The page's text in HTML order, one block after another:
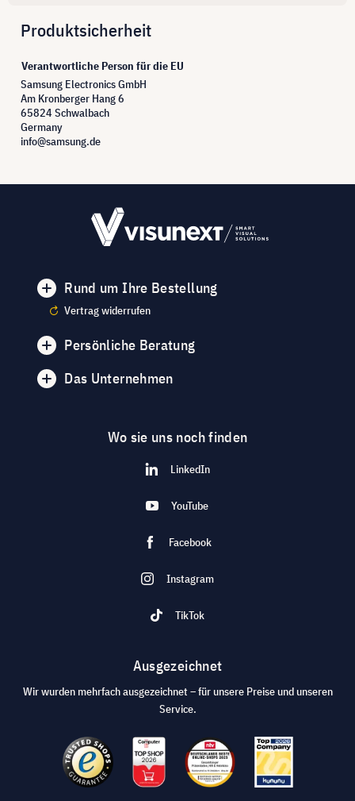
Produktsicherheit
Verantwortliche Person für die EU
Samsung Electronics GmbH
Am Kronberger Hang 6
65824 Schwalbach
Germany
info@samsung.de
Rund um Ihre Bestellung
Vertrag widerrufen
Persönliche Beratung
Das Unternehmen
Wo sie uns noch finden
LinkedIn
YouTube
Facebook
Instagram
TikTok
Ausgezeichnet
Wir wurden mehrfach ausgezeichnet – für unsere Preise und unseren
Service.